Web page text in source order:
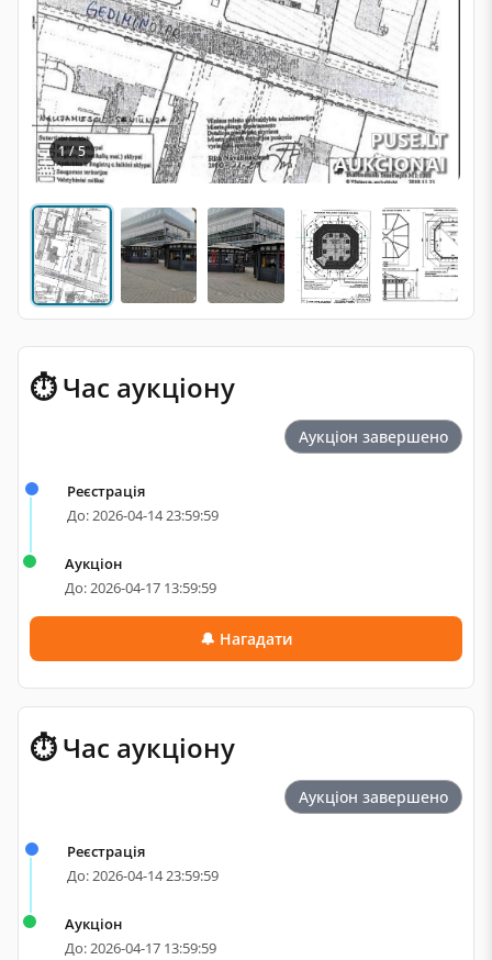
1 / 5
⏱ Час аукціону
Аукціон завершено
Реєстрація
До: 2026-04-14 23:59:59
Аукціон
До: 2026-04-17 13:59:59
🔔 Нагадати
⏱ Час аукціону
Аукціон завершено
Реєстрація
До: 2026-04-14 23:59:59
Аукціон
До: 2026-04-17 13:59:59